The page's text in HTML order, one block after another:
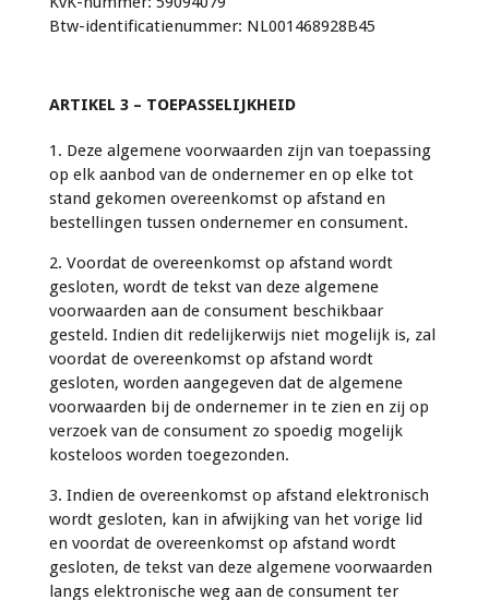
Btw-identificatienummer: NL001468928B45
ARTIKEL 3 – TOEPASSELIJKHEID
1. Deze algemene voorwaarden zijn van toepassing
op elk aanbod van de ondernemer en op elke tot
stand gekomen overeenkomst op afstand en
bestellingen tussen ondernemer en consument.
2. Voordat de overeenkomst op afstand wordt
gesloten, wordt de tekst van deze algemene
voorwaarden aan de consument beschikbaar
gesteld. Indien dit redelijkerwijs niet mogelijk is, zal
voordat de overeenkomst op afstand wordt
gesloten, worden aangegeven dat de algemene
voorwaarden bij de ondernemer in te zien en zij op
verzoek van de consument zo spoedig mogelijk
kosteloos worden toegezonden.
3. Indien de overeenkomst op afstand elektronisch
wordt gesloten, kan in afwijking van het vorige lid
en voordat de overeenkomst op afstand wordt
gesloten, de tekst van deze algemene voorwaarden
langs elektronische weg aan de consument ter